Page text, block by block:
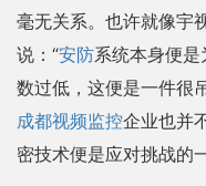
毫无关系。也许就像宇
说：“安防系统本身便
数过低，这便是一件很
成都视频监控企业也并
密技术便是应对挑战的